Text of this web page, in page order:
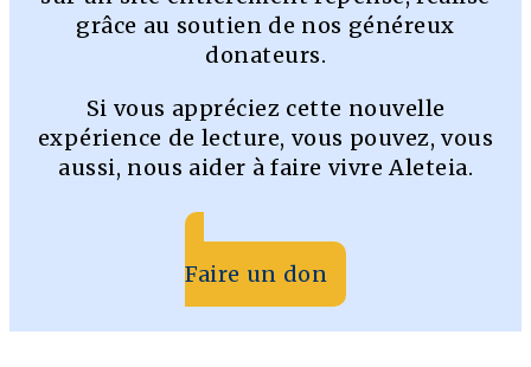
grâce au soutien de nos généreux
donateurs.
Si vous appréciez cette nouvelle
expérience de lecture, vous pouvez, vous
aussi, nous aider à faire vivre Aleteia.
Faire un don